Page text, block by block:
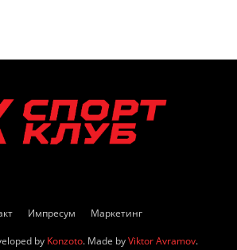
Импресум Маркетинг
by Konzoto. Made byViktor Avramov.